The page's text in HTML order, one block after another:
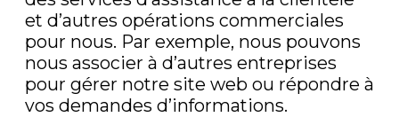
et d’autres opérations commerciales
pour nous. Par exemple, nous pouvons
nous associer à d’autres entreprises
pour gérer notre site web ou répondre à
vos demandes d’informations.